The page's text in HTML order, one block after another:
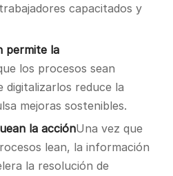
capacitados y
permite la
los procesos sean
digitalizarlos reduce la
mejoras sostenibles.
la acciónUna vez que
lean, la información
la resolución de